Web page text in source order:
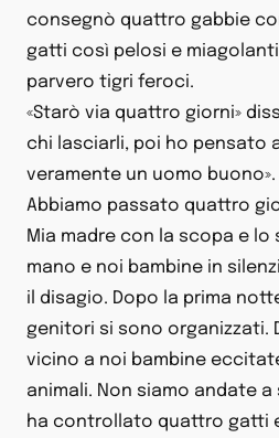
consegnò quattro gabbie
gatti così pelosi e
parvero tigri feroci.
«Starò via quattro giorni»
chi lasciarli, poi ho pensato
veramente un uomo buono».
Abbiamo passato quattro
Mia madre con la scopa e
mano e noi bambine in
il disagio. Dopo la prima
genitori si sono organizzati.
vicino a noi bambine
animali. Non siamo andate
ha controllato quattro gatti